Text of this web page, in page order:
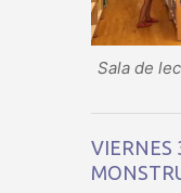
Sala de
VIERNES